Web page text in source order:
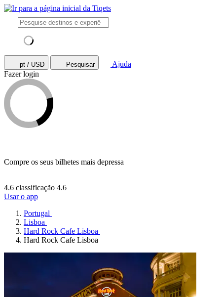
pt / USD Pesquisar
Ajuda
Fazer login
Compre os seus bilhetes mais depressa
4.6 classificação 4.6
Usar o app
Portugal
Lisboa
Hard Rock Cafe Lisboa
Hard Rock Cafe Lisboa